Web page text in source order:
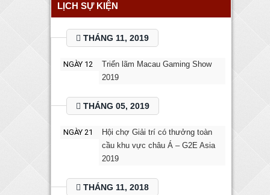
LỊCH SỰ KIỆN
THÁNG 11, 2019
NGÀY 12
Triển lãm Macau Gaming Show
2019
THÁNG 05, 2019
NGÀY 21
Hội chợ Giải trí có thưởng toàn
cầu khu vực châu Á – G2E Asia
2019
THÁNG 11, 2018